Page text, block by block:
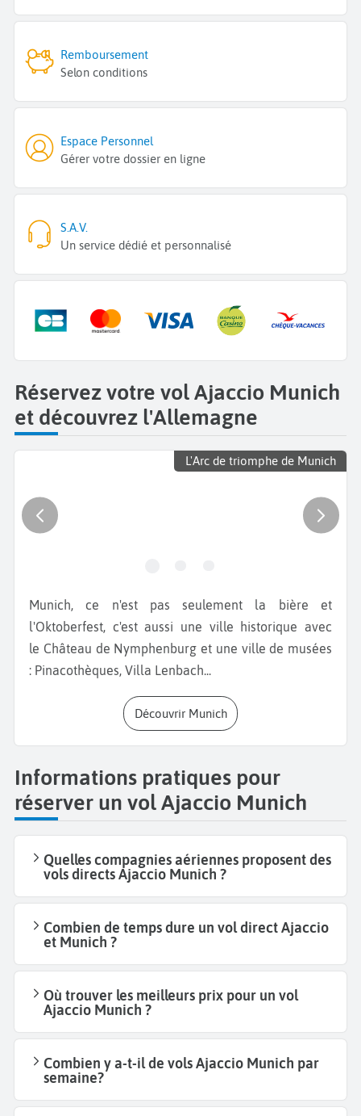
Remboursement
Selon conditions
Espace Personnel
Gérer votre dossier en ligne
S.A.V.
Un service dédié et personnalisé
Réservez votre vol Ajaccio Munich
et découvrez l'Allemagne
L'Arc de triomphe de Munich
Munich, ce n'est pas seulement la bière et
l'Oktoberfest, c'est aussi une ville historique avec
le Château de Nymphenburg et une ville de musées
: Pinacothèques, Villa Lenbach...
Découvrir Munich
Informations pratiques pour
réserver un vol Ajaccio Munich
Quelles compagnies aériennes proposent des
vols directs Ajaccio Munich ?
Combien de temps dure un vol direct Ajaccio
et Munich ?
Où trouver les meilleurs prix pour un vol
Ajaccio Munich ?
Combien y a-t-il de vols Ajaccio Munich par
semaine?